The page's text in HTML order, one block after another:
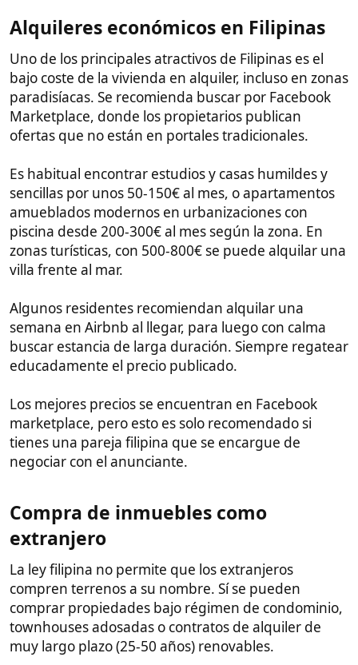
zonas turísticas, con 500-800€ se puede alquilar una
villa frente al mar.
Algunos residentes recomiendan alquilar una
semana en Airbnb al llegar, para luego con calma
buscar estancia de larga duración. Siempre regatear
educadamente el precio publicado.
marketplace, pero esto es solo recomendado si
tienes una pareja filipina que se encargue de
negociar con el anunciante.
Compra de inmuebles como
extranjero​
La ley filipina no permite que los extranjeros
compren terrenos a su nombre. Sí se pueden
comprar propiedades bajo régimen de condominio,
townhouses adosadas o contratos de alquiler de
muy largo plazo (25-50 años) renovables.
En subdivisiones (urbanizaciones), la ley limita que
solo el 40% pueda ser propiedad de extranjeros.
Siempre revisar bien la documentación con un
abogado de confianza.
antes de fallecer y transferir los fondos a los
herederos.
Conseguir residencia y matrimonio​
Para los solteros, una forma de obtener la residencia
es casándose con una ciudadana filipina. El proceso
puede tardar más de 6 meses y requiere presentar